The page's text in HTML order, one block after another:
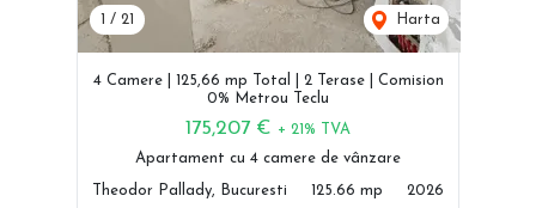
1 / 21 Harta
4 Camere | 125,66 mp Total | 2 Terase | Comision
0% Metrou Teclu
175,207 € + 21% TVA
Apartament cu 4 camere de vânzare
Theodor Pallady, Bucuresti 125.66 mp 2026